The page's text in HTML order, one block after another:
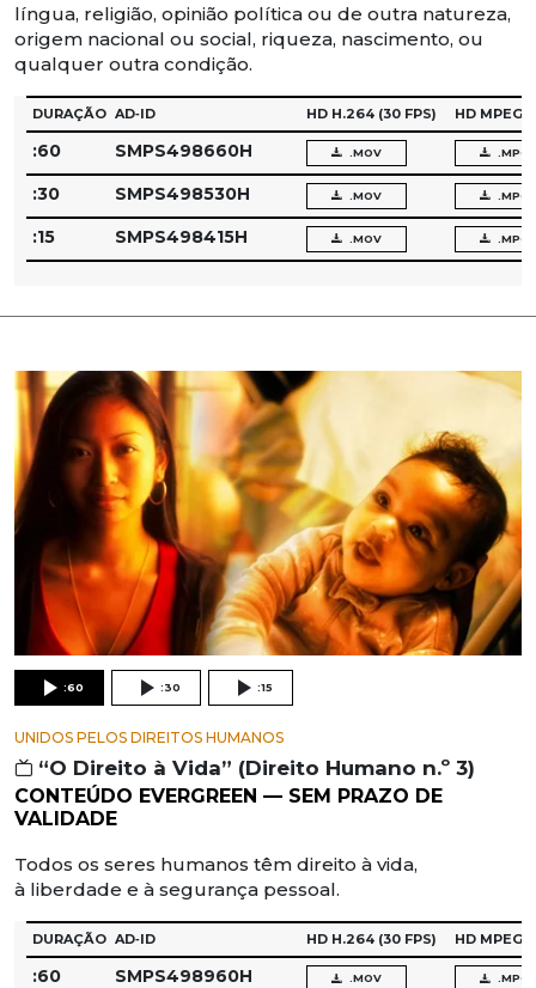
língua, religião, opinião política ou de outra natureza,
origem nacional ou social, riqueza, nascimento, ou
qualquer outra condição.
DURAÇÃO AD‑ID HD H.264 (30 FPS) HD MPEG‑2
:60 SMPS498660H .MOV .MPG
:30 SMPS498530H .MOV .MPG
:15 SMPS498415H .MOV .MPG
:60 :30 :15
UNIDOS PELOS DIREITOS HUMANOS
“O Direito à Vida” (Direito Humano n.º 3)
CONTEÚDO EVERGREEN — SEM PRAZO DE
VALIDADE
Todos os seres humanos têm direito à vida,
à liberdade e à segurança pessoal.
DURAÇÃO AD‑ID HD H.264 (30 FPS) HD MPEG‑2
:60 SMPS498960H .MOV .MPG